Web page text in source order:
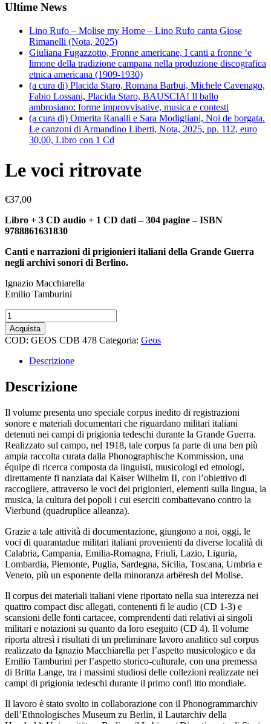
Ultime News
Lino Rufo – Molise my Home – Lino Rufo canta Giose
Rimanelli (Nota, 2025)
Giuliana Fugazzotto, Fronne americane, I canti a fronne ‘e
limone della tradizione campana nella produzione discografica
etnica americana (1909-1930)
(a cura di) Placida Staro, Romana Barbui, Michele Cavenago,
Fabio Lossani, Placida Staro, BAUSCIA! Il ballo
ambrosiano: forme improvvisative, musica e contesti
(a cura di) Omerita Ranalli e Sara Modigliani, Noi de borgata.
Le canzoni di Armandino Liberti, Nota, 2025, pp. 112, euro
30,00, Libro con 1 Cd
Le voci ritrovate
€37,00
Libro + 3 CD audio + 1 CD dati – 304 pagine – ISBN
9788861631830
Canti e narrazioni di prigionieri italiani della Grande Guerra
negli archivi sonori di Berlino.
Ignazio Macchiarella
Emilio Tamburini
Le
voci
ritrovate
quantità
Acquista
COD: GEOS CDB 478 Categoria: Geos
Descrizione
Descrizione
Il volume presenta uno speciale corpus inedito di registrazioni
sonore e materiali documentari che riguardano militari italiani
detenuti nei campi di prigionia tedeschi durante la Grande Guerra.
Realizzato sul campo, nel 1918, tale corpus fa parte di una ben più
ampia raccolta curata dalla Phonographische Kommission, una
équipe di ricerca composta da linguisti, musicologi ed etnologi,
direttamente fi nanziata dal Kaiser Wilhelm II, con l’obiettivo di
raccogliere, attraverso le voci dei prigionieri, elementi sulla lingua, la
musica, la cultura dei popoli i cui eserciti combattevano contro la
Vierbund (quadruplice alleanza).
Grazie a tale attività di documentazione, giungono a noi, oggi, le
voci di quarantadue militari italiani provenienti da diverse località di
Calabria, Campania, Emilia-Romagna, Friuli, Lazio, Liguria,
Lombardia, Piemonte, Puglia, Sardegna, Sicilia, Toscana, Umbria e
Veneto, più un esponente della minoranza arbëresh del Molise.
Il corpus dei materiali italiani viene riportato nella sua interezza nei
quattro compact disc allegati, contenenti fi le audio (CD 1-3) e
scansioni delle fonti cartacee, comprendenti dati relativi ai singoli
militari e notazioni su quanto da loro eseguito (CD 4). Il volume
riporta altresì i risultati di un preliminare lavoro analitico sul corpus
realizzato da Ignazio Macchiarella per l’aspetto musicologico e da
Emilio Tamburini per l’aspetto storico-culturale, con una premessa
di Britta Lange, tra i massimi studiosi delle collezioni realizzate nei
campi di prigionia tedeschi durante il primo confl itto mondiale.
Il lavoro è stato svolto in collaborazione con il Phonogrammarchiv
dell’Ethnologisches Museum zu Berlin, il Lautarchiv della